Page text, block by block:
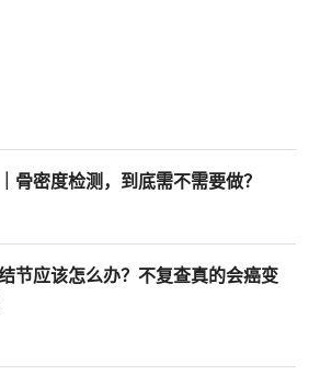
骨密度检测，到底需不需要做？
节应该怎么办？不复查真的会癌变